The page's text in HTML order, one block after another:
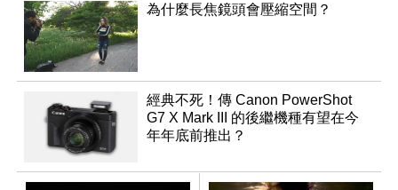
為什麼長焦鏡頭會壓縮空間？
經典不死！傳 Canon PowerShot
G7 X Mark III 的後繼機種有望在今
年年底前推出？